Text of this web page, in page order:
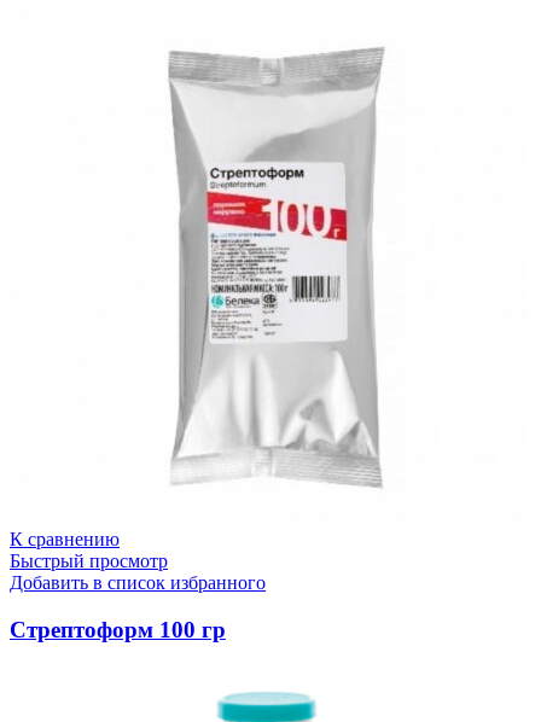
К сравнению
Быстрый просмотр
Добавить в список избранного
Стрептоформ 100 гр